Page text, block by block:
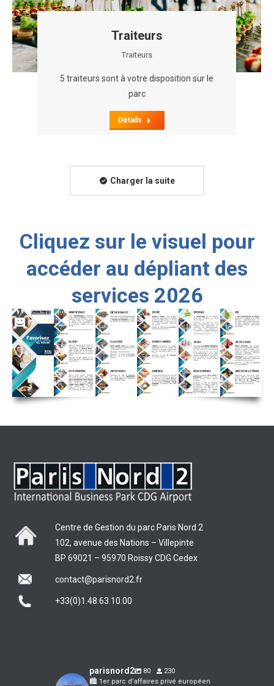
Traiteurs
Traiteurs
5 traiteurs sont à votre disposition sur le
parc
Détails
Charger la suite
Cliquez sur le visuel pour
accéder au dépliant des
services 2026
Centre de Gestion du parc Paris Nord 2
102, avenue des Nations – Villepinte
BP 69021 – 95970 Roissy CDG Cedex
contact@parisnord2.fr
+33(0)1.48.63.10.00
parisnord2 80
230
🏙 1er parc d’affaires privé européen